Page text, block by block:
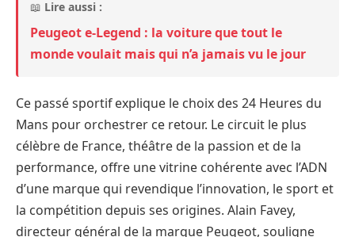
📖 Lire aussi :
Peugeot e-Legend : la voiture que tout le
monde voulait mais qui n’a jamais vu le jour
Ce passé sportif explique le choix des 24 Heures du
Mans pour orchestrer ce retour. Le circuit le plus
célèbre de France, théâtre de la passion et de la
performance, offre une vitrine cohérente avec l’ADN
d’une marque qui revendique l’innovation, le sport et
la compétition depuis ses origines. Alain Favey,
directeur général de la marque Peugeot, souligne